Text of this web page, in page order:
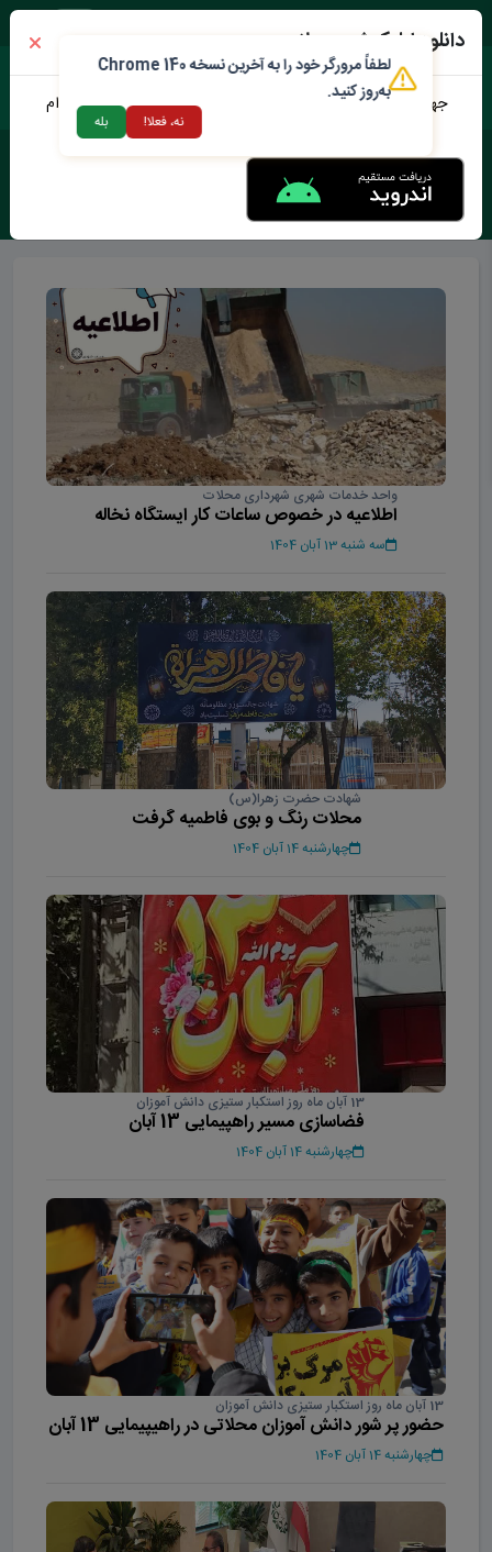
برچسب :
واحد خدمات شهری شهرداری محلات
اطلاعیه در خصوص ساعات کار ایستگاه نخاله
سه شنبه 13 آبان 1404
شهادت حضرت زهرا(س)
محلات رنگ و بوی فاطمیه گرفت
چهارشنبه 14 آبان 1404
13 آبان ماه روز استکبار ستیزی دانش آموزان
فضاسازی مسیر راهپیمایی 13 آبان
چهارشنبه 14 آبان 1404
13 آبان ماه روز استکبار ستیزی دانش آموزان
حضور پر شور دانش آموزان محلاتی در راهیپیمایی 13 آبان
چهارشنبه 14 آبان 1404
دانلود اپلیکیشن محلات من
جهت دانلود نرم افزار محلات من می توانید از طریق لینک زیر اقدام
لطفاً مرورگر خود را به آخرین نسخه Chrome 140
به‌روز کنید.
نه، فعلا! بله